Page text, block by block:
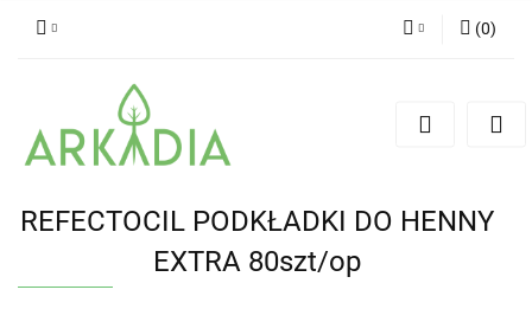
(0)
REFECTOCIL PODKŁADKI DO HENNY
EXTRA 80szt/op